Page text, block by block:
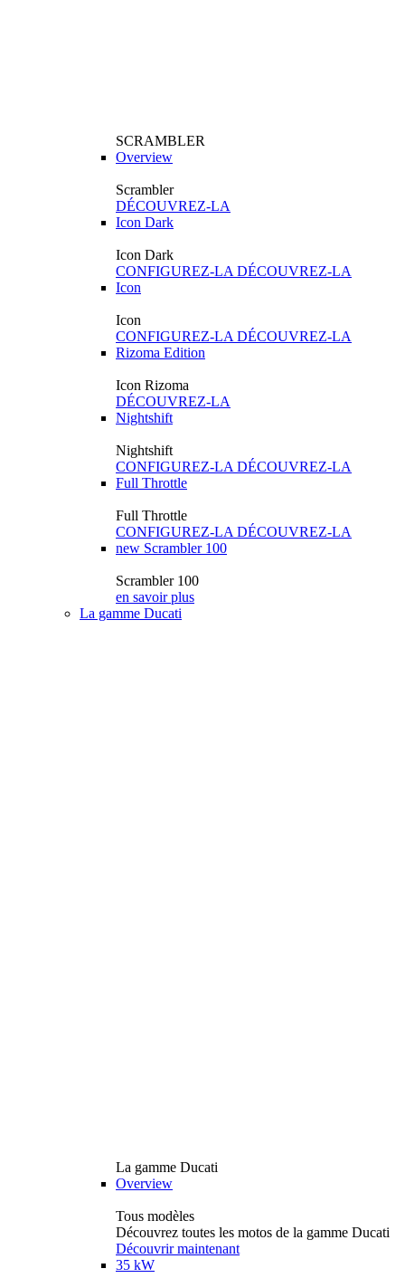
SCRAMBLER
Overview
Scrambler
DÉCOUVREZ-LA
Icon Dark
Icon Dark
CONFIGUREZ-LA DÉCOUVREZ-LA
Icon
Icon
CONFIGUREZ-LA DÉCOUVREZ-LA
Rizoma Edition
Icon Rizoma
DÉCOUVREZ-LA
Nightshift
Nightshift
CONFIGUREZ-LA DÉCOUVREZ-LA
Full Throttle
Full Throttle
CONFIGUREZ-LA DÉCOUVREZ-LA
new Scrambler 100
Scrambler 100
en savoir plus
La gamme Ducati
La gamme Ducati
Overview
Tous modèles
Découvrez toutes les motos de la gamme Ducati
Découvrir maintenant
35 kW